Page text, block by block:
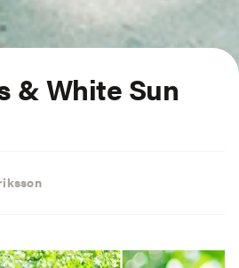
& White Sun